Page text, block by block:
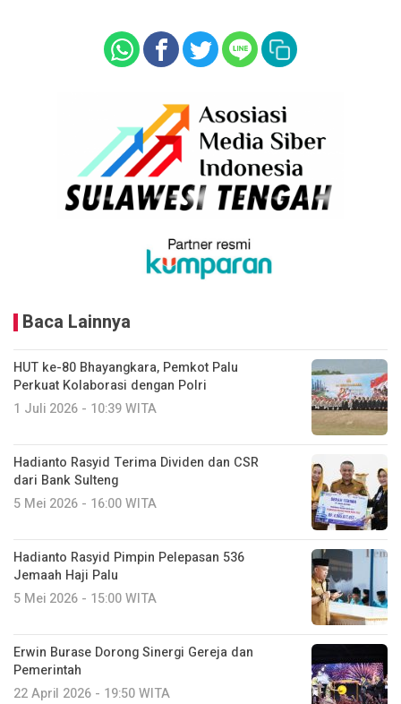
Baca Lainnya
HUT ke-80 Bhayangkara, Pemkot Palu
Perkuat Kolaborasi dengan Polri
1 Juli 2026 - 10:39 WITA
Hadianto Rasyid Terima Dividen dan CSR
dari Bank Sulteng
5 Mei 2026 - 16:00 WITA
Hadianto Rasyid Pimpin Pelepasan 536
Jemaah Haji Palu
5 Mei 2026 - 15:00 WITA
Erwin Burase Dorong Sinergi Gereja dan
Pemerintah
22 April 2026 - 19:50 WITA